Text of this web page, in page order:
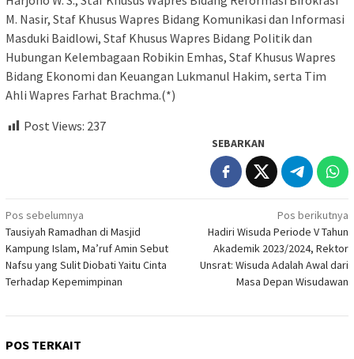
M. Nasir, Staf Khusus Wapres Bidang Komunikasi dan Informasi
Masduki Baidlowi, Staf Khusus Wapres Bidang Politik dan
Hubungan Kelembagaan Robikin Emhas, Staf Khusus Wapres
Bidang Ekonomi dan Keuangan Lukmanul Hakim, serta Tim
Ahli Wapres Farhat Brachma.(*)
Post Views: 237
SEBARKAN
Navigasi
pos
Pos sebelumnya
Tausiyah Ramadhan di Masjid
Kampung Islam, Ma’ruf Amin Sebut
Nafsu yang Sulit Diobati Yaitu Cinta
Terhadap Kepemimpinan
Pos berikutnya
Hadiri Wisuda Periode V Tahun
Akademik 2023/2024, Rektor
Unsrat: Wisuda Adalah Awal dari
Masa Depan Wisudawan
POS TERKAIT